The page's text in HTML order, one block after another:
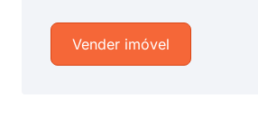
Vender imóvel